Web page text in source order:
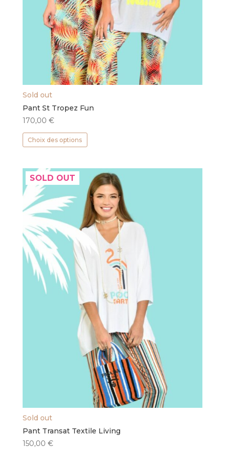
Sold out
Pant St Tropez Fun
170,00 €
Choix des options
Ce
plusieurs
variations.
Les
options
peuvent
être
choisies
page
du
produit
SOLD OUT
Sold out
Pant Transat Textile Living
150,00 €